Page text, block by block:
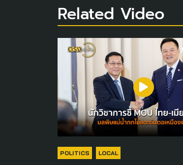
Related Video
POLITICS LOCAL